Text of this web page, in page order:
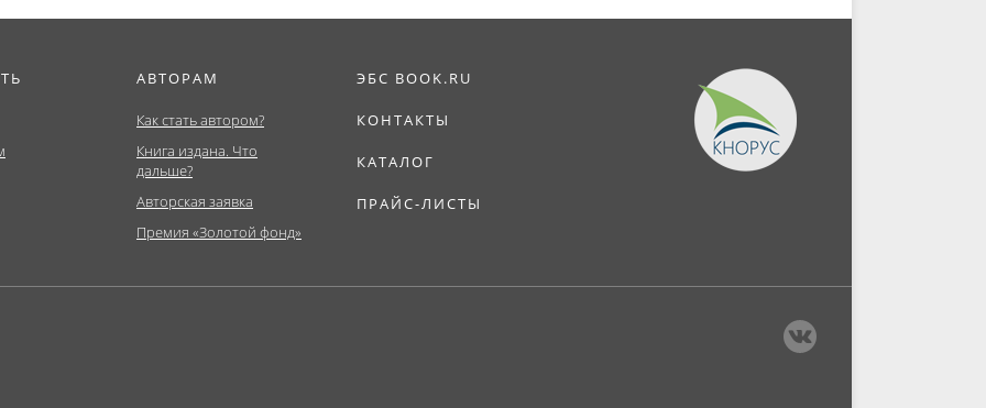
АВТОРАМ
Как стать автором?
Книга издана. Что
дальше?
Авторская заявка
Премия «Золотой фонд»
ЭБС BOOK.RU
КОНТАКТЫ
КАТАЛОГ
ПРАЙС-ЛИСТЫ